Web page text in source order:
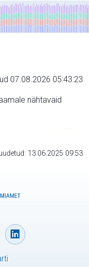
07.08.2026 05:43:23
nähtavaid
13.06.2025 09:53